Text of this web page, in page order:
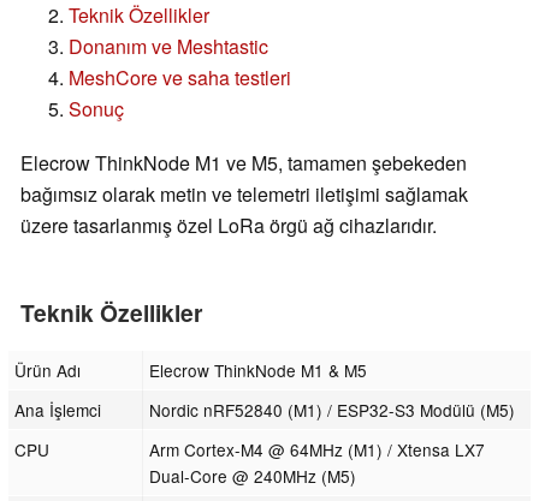
Teknik Özellikler
Donanım ve Meshtastic
MeshCore ve saha testleri
Sonuç
Elecrow ThinkNode M1 ve M5, tamamen şebekeden
bağımsız olarak metin ve telemetri iletişimi sağlamak
üzere tasarlanmış özel LoRa örgü ağ cihazlarıdır.
Teknik Özellikler
Ürün Adı
Elecrow ThinkNode M1 & M5
Ana İşlemci
Nordic nRF52840 (M1) / ESP32-S3 Modülü (M5)
CPU
Arm Cortex-M4 @ 64MHz (M1) / Xtensa LX7
Dual-Core @ 240MHz (M5)